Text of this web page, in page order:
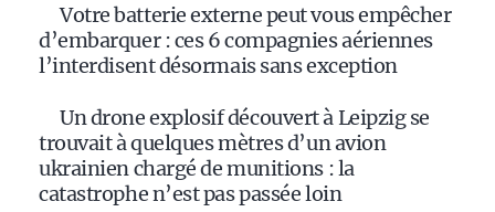
Votre batterie externe peut vous empêcher
d’embarquer : ces 6 compagnies aériennes
l’interdisent désormais sans exception
Un drone explosif découvert à Leipzig se
trouvait à quelques mètres d’un avion
ukrainien chargé de munitions : la
catastrophe n’est pas passée loin